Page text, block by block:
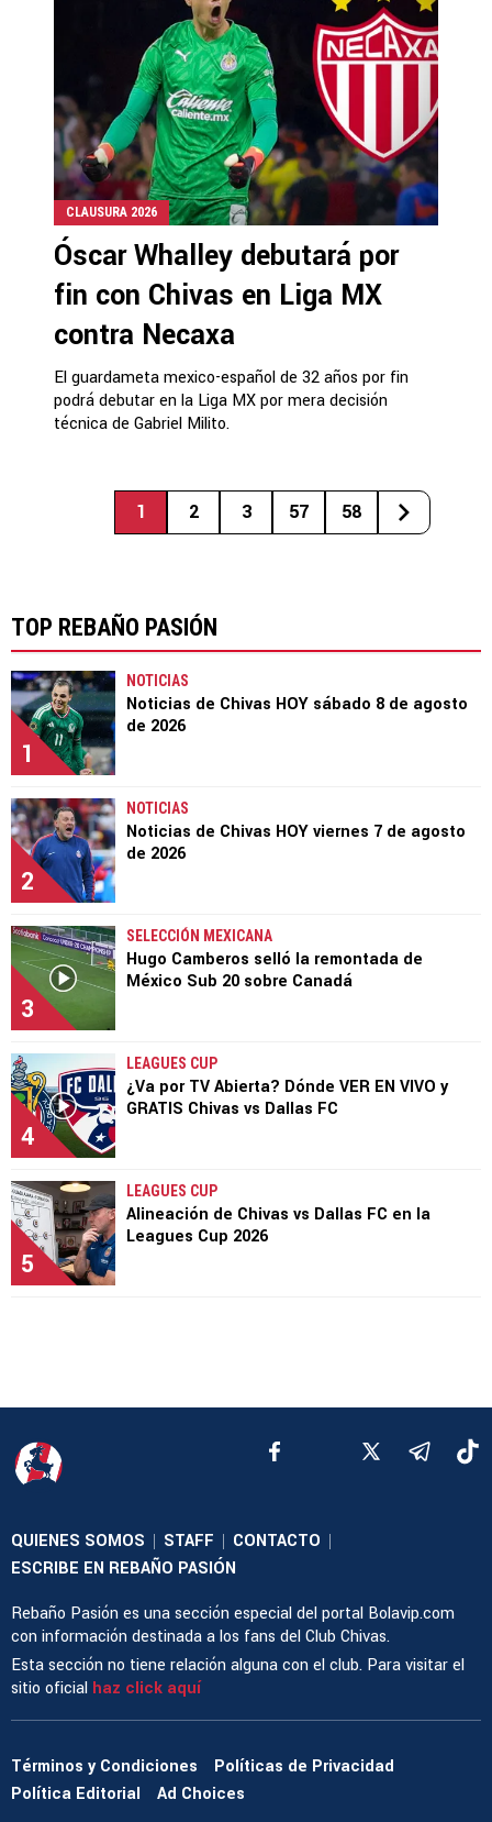
CLAUSURA 2026
Óscar Whalley debutará por
fin con Chivas en Liga MX
contra Necaxa
El guardameta mexico-español de 32 años por fin
podrá debutar en la Liga MX por mera decisión
técnica de Gabriel Milito.
1 2 3 57 58
TOP REBAÑO PASIÓN
1
NOTICIAS
Noticias de Chivas HOY sábado 8 de agosto
de 2026
2
NOTICIAS
Noticias de Chivas HOY viernes 7 de agosto
de 2026
3
SELECCIÓN MEXICANA
Hugo Camberos selló la remontada de
México Sub 20 sobre Canadá
4
LEAGUES CUP
¿Va por TV Abierta? Dónde VER EN VIVO y
GRATIS Chivas vs Dallas FC
5
LEAGUES CUP
Alineación de Chivas vs Dallas FC en la
Leagues Cup 2026
QUIENES SOMOS | STAFF | CONTACTO |
ESCRIBE EN REBAÑO PASIÓN
Rebaño Pasión es una sección especial del portal Bolavip.com
con información destinada a los fans del Club Chivas.
Esta sección no tiene relación alguna con el club. Para visitar el
sitio oficial haz click aquí
Términos y Condiciones
Políticas de Privacidad
Política Editorial
Ad Choices